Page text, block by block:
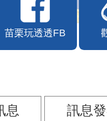
苗栗玩透透FB
息 訊息